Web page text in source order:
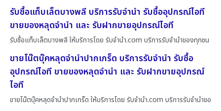
รับซื้อแท็บเล็ตบางพลี บริการรับจำนำ รับซื้ออุปกรณ์ไอที
ขายของหลุดจำนำ และ รับฝากขายอุปกรณ์ไอที
รับซื้อแท็บเล็ตบางพลี ให้บริการโดย รับจํานํา.com บริการรับจำนำของทุกชน
ขายโน๊ตบุ๊คหลุดจำนำปากเกร็ด บริการรับจำนำ รับซื้อ
อุปกรณ์ไอที ขายของหลุดจำนำ และ รับฝากขายอุปกรณ์
ไอที
ขายโน๊ตบุ๊คหลุดจำนำปากเกร็ด ให้บริการโดย รับจํานํา.com บริการรับจำนำขอ